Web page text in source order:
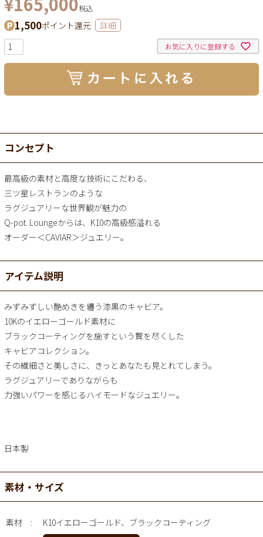
税込
1,500ポイント還元 詳細
お気に入りに登録する
コンセプト
最高級の素材と高度な技術にこだわる、
三ツ星レストランのような
ラグジュアリーな世界観が魅力の
Q-pot. Loungeからは、K10の高級感溢れる
オーダー＜CAVIAR＞ジュエリー。
アイテム説明
みずみずしい艶めきを纏う漆黒のキャビア。
10Kのイエローゴールド素材に
ブラックコーティングを施すという贅を尽くした
キャビアコレクション。
その繊細さと美しさに、きっとあなたも見とれてしまう。
ラグジュアリーでありながらも
力強いパワーを感じるハイモードなジュエリー。
日本製
素材・サイズ
素材
K10イエローゴールド、ブラックコーティング